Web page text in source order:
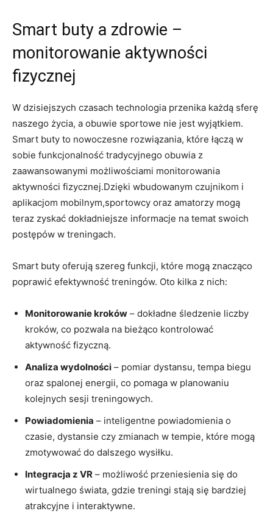
Smart buty a zdrowie –
monitorowanie aktywności
fizycznej
W dzisiejszych czasach technologia przenika każdą sferę
naszego życia, a obuwie sportowe nie jest wyjątkiem.
Smart buty to nowoczesne rozwiązania, które łączą w
sobie funkcjonalność tradycyjnego obuwia z
zaawansowanymi możliwościami monitorowania
aktywności fizycznej.Dzięki wbudowanym czujnikom i
aplikacjom mobilnym,sportowcy oraz amatorzy mogą
teraz zyskać dokładniejsze informacje na temat swoich
postępów w treningach.
Smart buty oferują szereg funkcji, które mogą znacząco
poprawić efektywność treningów. Oto kilka z nich:
Monitorowanie kroków – dokładne śledzenie liczby
kroków, co pozwala na bieżąco kontrolować
aktywność fizyczną.
Analiza wydolności – pomiar dystansu, tempa biegu
oraz spalonej energii, co pomaga w planowaniu
kolejnych sesji treningowych.
Powiadomienia – inteligentne powiadomienia o
czasie, dystansie czy zmianach w tempie, które mogą
zmotywować do dalszego wysiłku.
Integracja z VR – możliwość przeniesienia się do
wirtualnego świata, gdzie treningi stają się bardziej
atrakcyjne i interaktywne.